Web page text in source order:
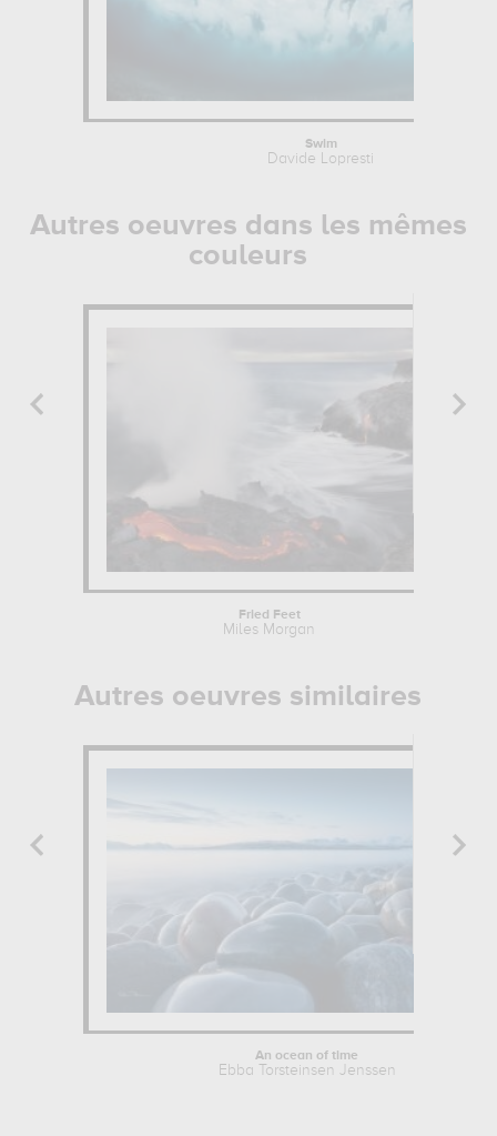
Swim
Davide Lopresti
Autres oeuvres dans les mêmes
couleurs
Fried Feet
Miles Morgan
Autres oeuvres similaires
An ocean of time
Ebba Torsteinsen Jenssen